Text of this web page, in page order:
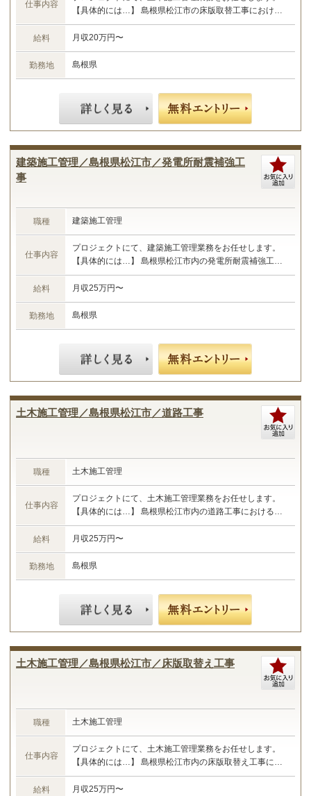
仕事内容
【具体的には…】 島根県松江市の床版取替工事における
施工管理業務 ・現場管理全般（原価、工程、安全、品
質） ・予算管理、施工計画 ・現場工事の取りまとめ ・
書類作成 など ☆あなたのご経験やスキルに合わせた業務
をお任せします☆
給料 月収20万円〜
勤務地 島根県
建築施工管理／島根県松江市／発電所耐震補強工
事
職種 建築施工管理
仕事内容
プロジェクトにて、建築施工管理業務をお任せします。
【具体的には…】 島根県松江市内の発電所耐震補強工事
における施工管理 ・現場管理全般（原価、工程、安全、
品質） ・予算管理、施工計画 ・現場工事の取りまとめ
・書類作成 など ☆あなたのご経験やスキルに合わせた業
務をお任せします☆
給料 月収25万円〜
勤務地 島根県
土木施工管理／島根県松江市／道路工事
職種 土木施工管理
仕事内容
プロジェクトにて、土木施工管理業務をお任せします。
【具体的には…】 島根県松江市内の道路工事における施
工管理 ・現場管理全般（原価、工程、安全、品質） ・予
算管理、施工計画 ・現場工事の取りまとめ ・書類作成
など ☆あなたのご経験やスキルに合わせた業務をお任せ
します☆
給料 月収25万円〜
勤務地 島根県
土木施工管理／島根県松江市／床版取替え工事
職種 土木施工管理
仕事内容
プロジェクトにて、土木施工管理業務をお任せします。
【具体的には…】 島根県松江市内の床版取替え工事にお
ける施工管理 ・現場管理全般（原価、工程、安全、品
質） ・予算管理、施工計画 ・現場工事の取りまとめ ・
給料 月収25万円〜